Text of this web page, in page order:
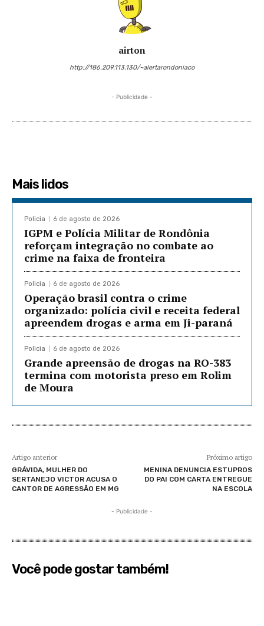
airton
http://186.209.113.130/~alertarondoniaco
- Publicidade -
Mais lidos
Policia 6 de agosto de 2026
IGPM e Polícia Militar de Rondônia
reforçam integração no combate ao
crime na faixa de fronteira
Policia 6 de agosto de 2026
Operação brasil contra o crime
organizado: polícia civil e receita federal
apreendem drogas e arma em Ji-paraná
Policia 6 de agosto de 2026
Grande apreensão de drogas na RO-383
termina com motorista preso em Rolim
de Moura
Artigo anterior
GRÁVIDA, MULHER DO
SERTANEJO VICTOR ACUSA O
CANTOR DE AGRESSÃO EM MG
Próximo artigo
MENINA DENUNCIA ESTUPROS
DO PAI COM CARTA ENTREGUE
NA ESCOLA
- Publicidade -
Você pode gostar também!